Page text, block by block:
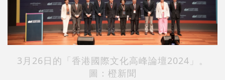
3月26日的「香港國際文化高峰論壇2024」。
圖：橙新聞